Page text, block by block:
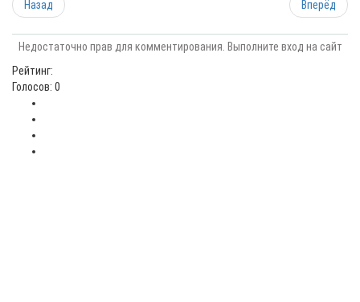
Назад Вперёд
Недостаточно прав для комментирования. Выполните вход на сайт
Рейтинг:
Голосов: 0